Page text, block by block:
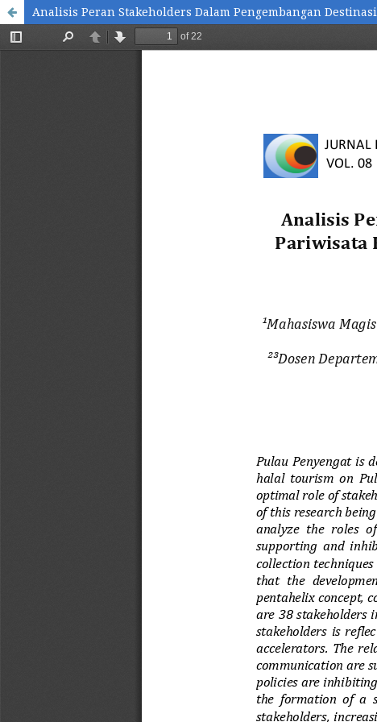
Analisis Peran Stakeholders Dalam Pengembangan